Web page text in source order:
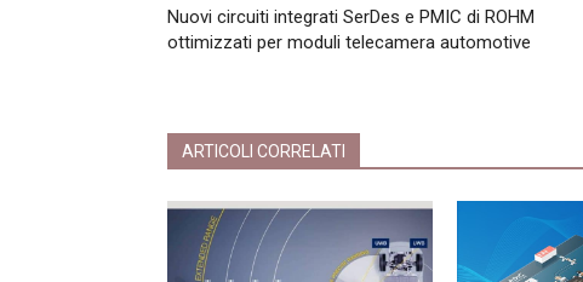
Nuovi circuiti integrati SerDes e PMIC di ROHM
ottimizzati per moduli telecamera automotive
ARTICOLI CORRELATI